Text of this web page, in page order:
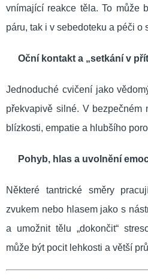
vnímající reakce těla. To může
páru, tak i v sebedoteku a péči o
Oční kontakt a „setkání v
Jednoduché cvičení jako
překvapivě silné. V bezpečném
blízkosti, empatie a hlubšího
Pohyb, hlas a uvolnění
Některé tantrické směry
zvukem nebo hlasem jako s
a umožnit tělu „dokončit“
může být pocit lehkosti a větší